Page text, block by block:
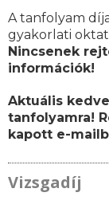
A tanfolyam
gyakorlati
Nincsenek
információk!
Aktuális
tanfolyamra!
kapott e-
Vizsgadíj